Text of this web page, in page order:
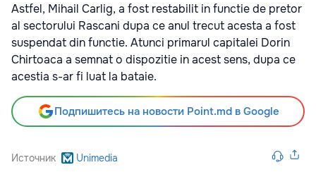
Astfel, Mihail Carlig, a fost restabilit in functie de pretor
al sectorului Rascani dupa ce anul trecut acesta a fost
suspendat din functie. Atunci primarul capitalei Dorin
Chirtoaca a semnat o dispozitie in acest sens, dupa ce
acestia s-ar fi luat la bataie.
Подпишитесь на новости Point.md в Google
Источник Unimedia